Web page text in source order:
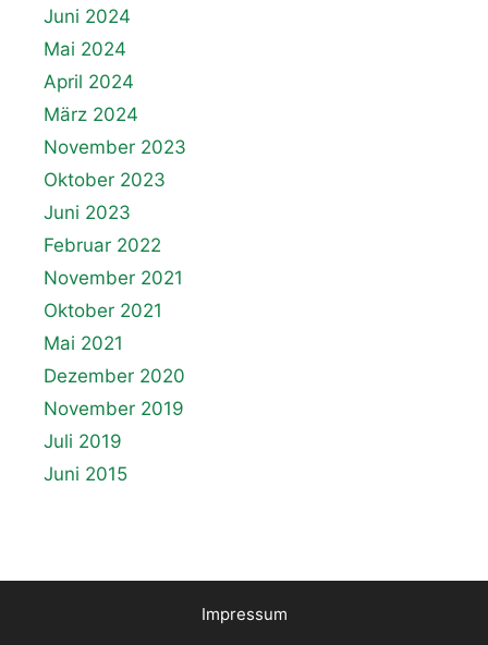
Juni 2024
Mai 2024
April 2024
März 2024
November 2023
Oktober 2023
Juni 2023
Februar 2022
November 2021
Oktober 2021
Mai 2021
Dezember 2020
November 2019
Juli 2019
Juni 2015
Impressum